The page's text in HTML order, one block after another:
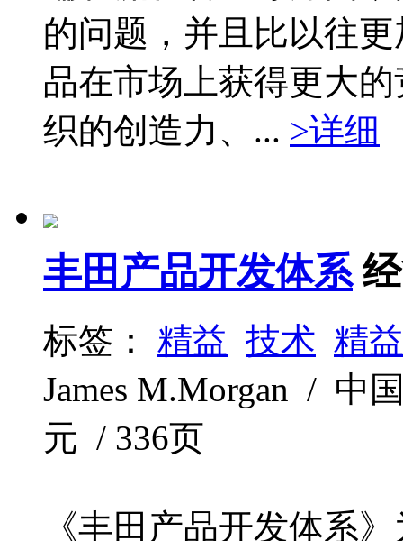
的问题，并且比以往
品在市场上获得更大
织的创造力、... >详细
丰田产品开发体系
标签： 精益 技术 精
James M.Morgan / 中
元 / 336页
《丰田产品开发体系